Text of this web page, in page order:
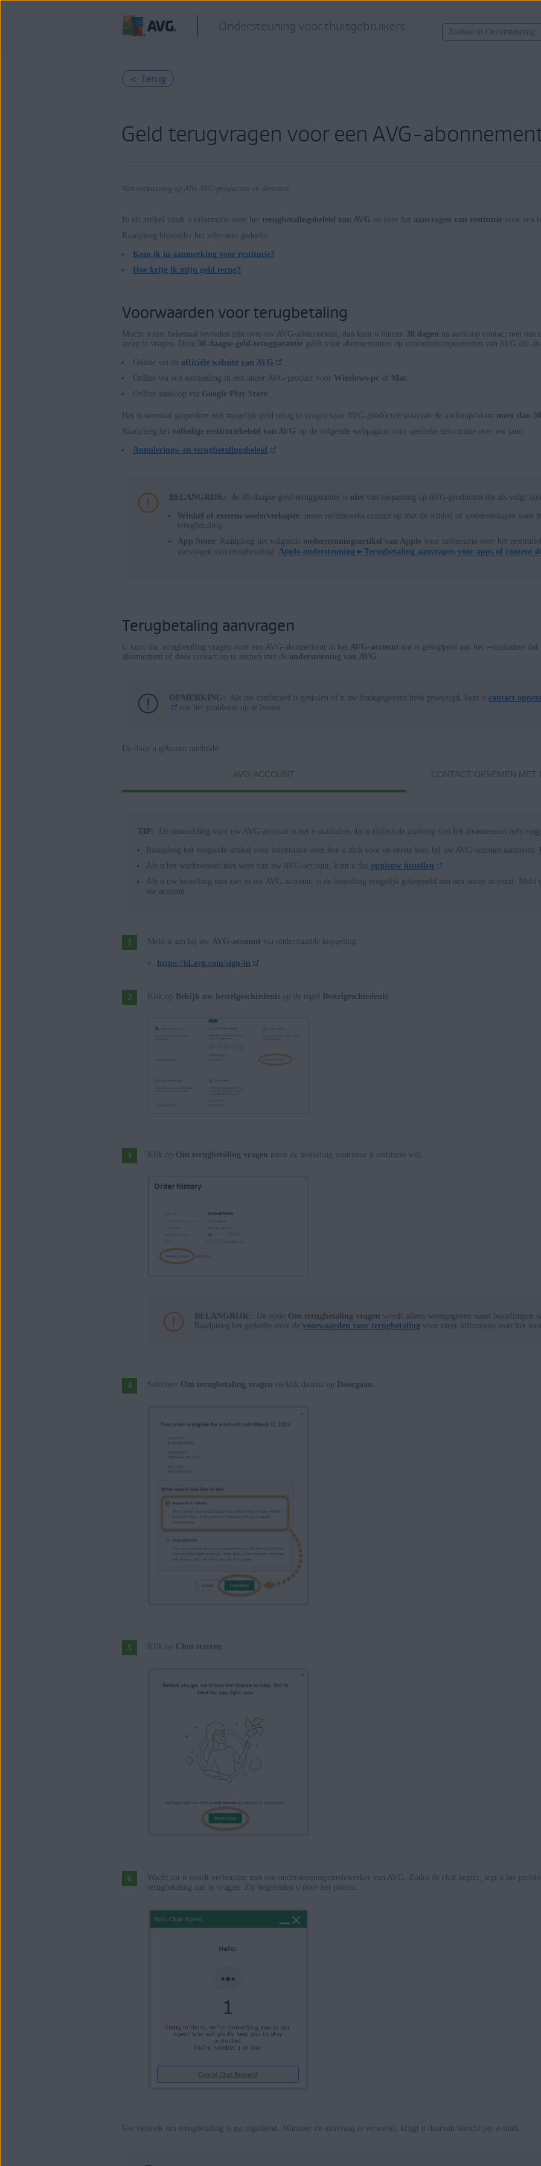
Ondersteuning voor thuisgebruikers
< Terug
Geld terugvragen voor een AVG-
Van toepassing op Alle AVG-producten en diensten
Producten:
Alle ondersteunde platforms
In dit artikel vindt u informatie over het terugbetalingsbeleid van AVG en over het aanvragen van restitutie voor een
Raadpleeg hieronder het relevante gedeelte:
Kom ik in aanmerking voor restitutie?
Hoe krijg ik mijn geld terug?
Voorwaarden voor terugbetaling
Mocht u niet helemaal tevreden zijn over uw AVG-abonnement, dan kunt u binnen 30 dagen na aankoop contact met ons
terug te vragen. Deze 30-daagse geld-teruggarantie geldt voor abonnementen op consumentenproducten van AVG die
Online via de officiële website van AVG
.
Online via een aanbieding in een ander AVG-product voor Windows-pc of Mac.
Online aankoop via Google Play Store.
Het is normaal gesproken niet mogelijk geld terug te vragen voor AVG-producten waarvan de aankoopdatum meer dan
Raadpleeg het volledige restitutiebeleid van AVG op de volgende webpagina voor specieke informatie over uw land:
Annulerings- en terugbetalingsbeleid
BELANGRIJK: de 30-daagse geld-teruggarantie is niet van toepassing op AVG-producten die als volgt zijn
Winkel of externe wederverkoper : neem rechtstreeks contact op met de winkel of wederverkoper voor
terugbetaling.
App Store : Raadpleeg het volgende ondersteuningsartikel van Apple voor informatie over het
aanvragen van terugbetaling: Apple-ondersteuning ▸ Terugbetaling aanvragen voor apps of content
Terugbetaling aanvragen
U kunt om terugbetaling vragen voor een AVG-abonnement in het AVG-account dat is gekoppeld aan het e-mailadres
abonnement of door contact op te nemen met de ondersteuning van AVG.
OPMERKING: Als uw creditcard is gestolen of u uw bankgegevens hebt gewijzigd, kunt u contact
om het probleem op te lossen.
De door u gekozen methode:
AVG-ACCOUNT CONTACT OPNEMEN MET
TIP: De aanmelding voor uw AVG-account is het e-mailadres dat u tijdens de aankoop van het abonnement hebt
Raadpleeg het volgende artikel voor informatie over hoe u zich voor de eerste keer bij uw AVG-account aanmeldt:
Als u het wachtwoord niet weet van uw AVG-account, kunt u dat opnieuw instellen
.
Als u uw bestelling niet ziet in uw AVG-account, is de bestelling mogelijk gekoppeld aan een ander account. Meld
uw account.
Meld u aan bij uw AVG-account via onderstaande koppeling:
https://id.avg.com/sign-in
Klik op Bekijk uw bestelgeschiedenis op de tegel Bestelgeschiedenis.
Klik op Om terugbetaling vragen naast de bestelling waarvoor u restitutie wilt.
BELANGRIJK: De optie Om terugbetaling vragen wordt alleen weergegeven naast
Raadpleeg het gedeelte over de voorwaarden voor terugbetaling voor meer informatie over het
Selecteer Om terugbetaling vragen en klik daarna op Doorgaan.
Klik op Chat starten.
Wacht tot u wordt verbonden met een ondersteuningsmedewerker van AVG. Zodra de chat begint, legt u het
terugbetaling aan te vragen. Zij begeleiden u door het proces.
Uw verzoek om terugbetaling is nu ingediend. Wanneer de aanvraag is verwerkt, krijgt u daarvan bericht per e-mail.